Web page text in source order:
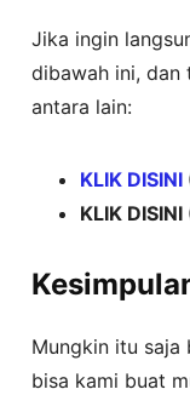
Jika ingin
dibawah ini, dan
antara lain:
KLIK DISINI
KLIK
Mungkin itu saja
bisa kami buat